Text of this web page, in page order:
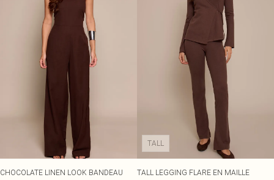
CHOCOLATE LINEN LOOK BANDEAU
TALL
TALL LEGGING FLARE EN MAILLE